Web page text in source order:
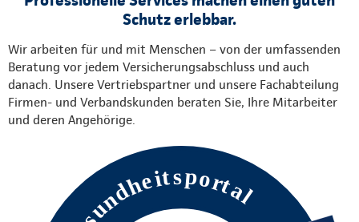
Schutz erlebbar.
Wir arbeiten für und mit Menschen – von der umfassenden
Beratung vor jedem Versicherungsabschluss und auch
danach. Unsere Vertriebspartner und unsere Fachabteilung
Firmen- und Verbandskunden beraten Sie, Ihre Mitarbeiter
und deren Angehörige.